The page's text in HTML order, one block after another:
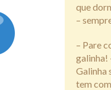
que
–
– Pare
galinha!
Galinha
tem